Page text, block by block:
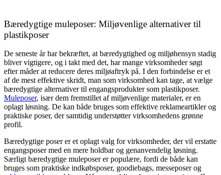
Bæredygtige muleposer: Miljøvenlige alternativer til
plastikposer
De seneste år har bekræftet, at bæredygtighed og miljøhensyn stadig
bliver vigtigere, og i takt med det, har mange virksomheder søgt
efter måder at reducere deres miljøaftryk på. I den forbindelse er et
af de mest effektive skridt, man som virksomhed kan tage, at vælge
bæredygtige alternativer til engangsprodukter som plastikposer.
Muleposer, især dem fremstillet af miljøvenlige materialer, er en
oplagt løsning. De kan både bruges som effektive reklameartikler og
praktiske poser, der samtidig understøtter virksomhedens grønne
profil.
Bæredygtige poser er et oplagt valg for virksomheder, der vil erstatte
engangsposer med en mere holdbar og genanvendelig løsning.
Særligt bæredygtige muleposer er populære, fordi de både kan
bruges som praktiske indkøbsposer, goodiebags, messeposer og